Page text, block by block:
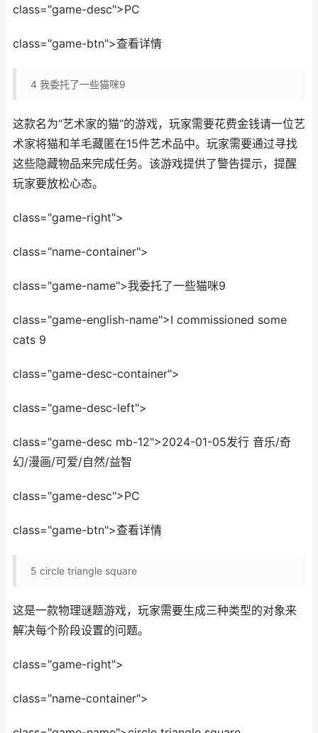
class="game-desc">PC
class="game-btn">查看详情
4 我委托了一些猫咪9
这款名为“艺术家的猫”的游戏，玩家需要花费金钱请一位艺
术家将猫和羊毛藏匿在15件艺术品中。玩家需要通过寻找
这些隐藏物品来完成任务。该游戏提供了警告提示，提醒
玩家要放松心态。
class="game-right">
class="name-container">
class="game-name">我委托了一些猫咪9
class="game-english-name">I commissioned some
cats 9
class="game-desc-container">
class="game-desc-left">
class="game-desc mb-12">2024-01-05发行 音乐/奇
幻/漫画/可爱/自然/益智
class="game-desc">PC
class="game-btn">查看详情
5 circle triangle square
这是一款物理谜题游戏，玩家需要生成三种类型的对象来
解决每个阶段设置的问题。
class="game-right">
class="name-container">